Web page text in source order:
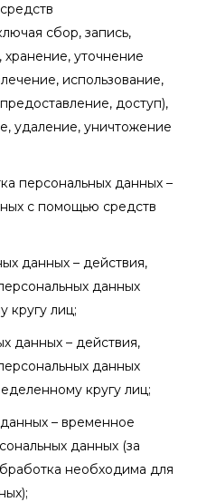
сбор, запись,
уточнение
использование,
доступ),
удаление, уничтожение
персональных данных –
с помощью средств
данных – действия,
данных
кругу лиц;
данных – действия,
данных
кругу лиц;
– временное
данных (за
необходима для